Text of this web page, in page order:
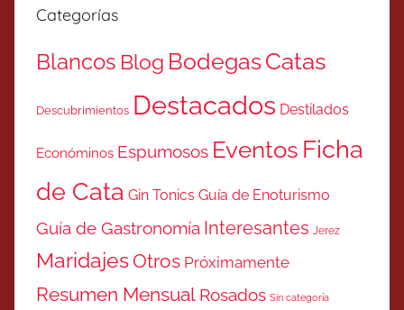
Categorías
Blancos Blog BodegasCatas
Descubrimientos Destacados Destilados
Económinos Espumosos Eventos Ficha
de Cata Gin Tonics Guía de Enoturismo
Guía de Gastronomía Interesantes Jerez
MaridajesOtros Próximamente
Resumen Mensual Rosados Sin categoría